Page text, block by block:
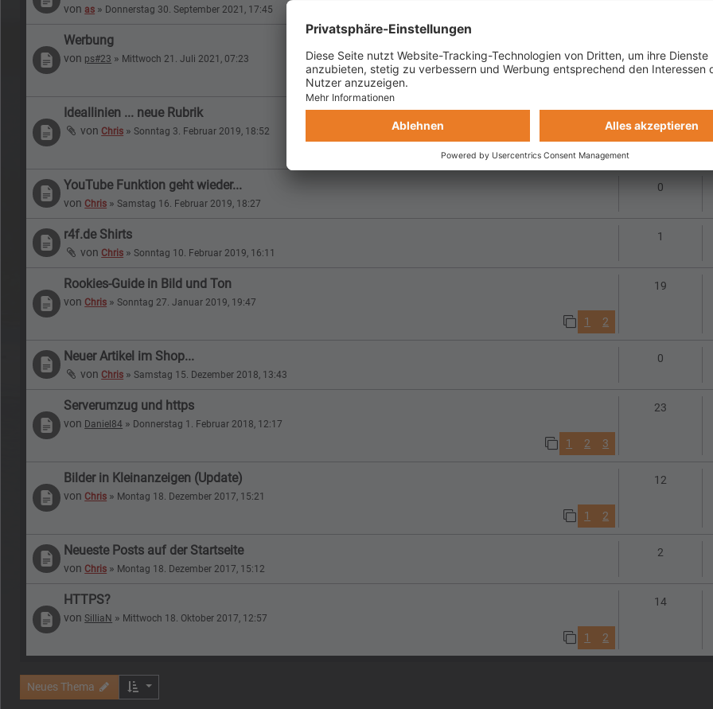
von as » Donnerstag 30. September 2021, 17:45
Werbung
von ps#23 » Mittwoch 21. Juli 2021, 07:23
1 2 3
Ideallinien ... neue Rubrik
von Chris » Sonntag 3. Februar 2019, 18:52
1 … 12 13 14
141
YouTube Funktion geht wieder...
von Chris » Samstag 16. Februar 2019, 18:27
0
r4f.de Shirts
von Chris » Sonntag 10. Februar 2019, 16:11
1
Rookies-Guide in Bild und Ton
von Chris » Sonntag 27. Januar 2019, 19:47
1 2
19
Neuer Artikel im Shop...
von Chris » Samstag 15. Dezember 2018, 13:43
0
Serverumzug und https
von Daniel84 » Donnerstag 1. Februar 2018, 12:17
1 2 3
23
Bilder in Kleinanzeigen (Update)
von Chris » Montag 18. Dezember 2017, 15:21
1 2
12
Neueste Posts auf der Startseite
von Chris » Montag 18. Dezember 2017, 15:12
2
HTTPS?
von SilliaN » Mittwoch 18. Oktober 2017, 12:57
1 2
14Antworten
Neues Thema